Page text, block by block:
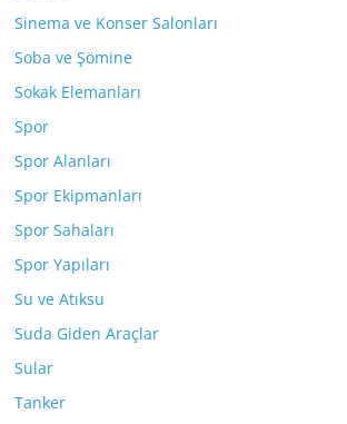
Sinema ve Konser Salonları
Soba ve Şömine
Sokak Elemanları
Spor
Spor Alanları
Spor Ekipmanları
Spor Sahaları
Spor Yapıları
Su ve Atıksu
Suda Giden Araçlar
Sular
Tanker